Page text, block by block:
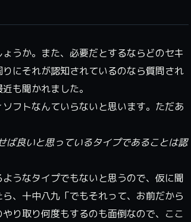
うか。また、必要だとするならどのセキ
にそれが認知されているのなら質問され
も聞かれました。
フトなんていらないと思います。ただあ
ば良いと思っているタイプであることは認
うなタイプでもないと思うので、仮に聞
、十中八九「でもそれって、お前だから
り取り何度もするのも面倒なので、ここ